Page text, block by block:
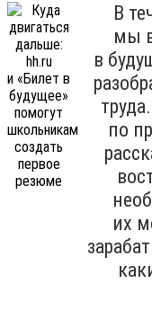
В
мы
в
по
их